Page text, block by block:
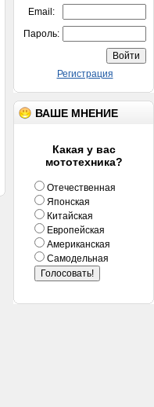
Email:
Пароль:
Регистрация
ВАШЕ МНЕНИЕ
Какая у вас
мототехника?
Отечественная
Японская
Китайская
Европейская
Американская
Самодельная